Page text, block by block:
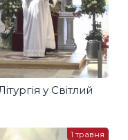
у Світлий
1 травня